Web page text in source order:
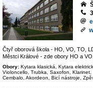
Čtyř oborová škola - HO, VO, TO,
Městci Králové - zde obory HO a VO.
Obory: Kytara klasická, Kytara
Violoncello, Trubka, Saxofon,
Cembalo, Akordeon, Bicí nástroje,